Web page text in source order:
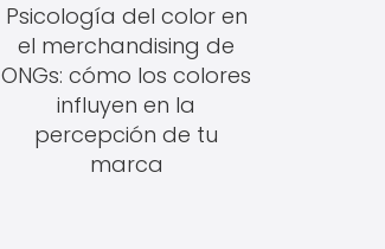
Psicología del color en
el merchandising de
ONGs: cómo los colores
influyen en la
percepción de tu
marca